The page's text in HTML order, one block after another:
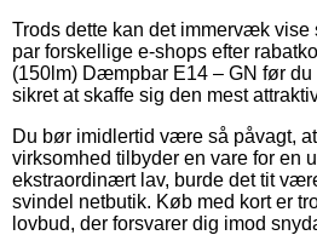
Trods dette kan det immervæk vise
par forskellige e-shops efter
(150lm) Dæmpbar E14 – GN før
sikret at skaffe sig den mest
Du bør imidlertid være så påvagt,
virksomhed tilbyder en vare for en
ekstraordinært lav, burde det tit
svindel netbutik. Køb med kort er
lovbud, der forsvarer dig imod